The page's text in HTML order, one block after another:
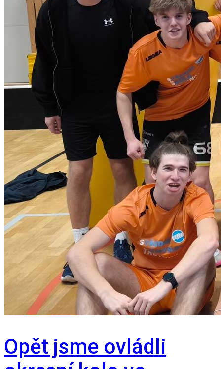
Opět jsme ovládli